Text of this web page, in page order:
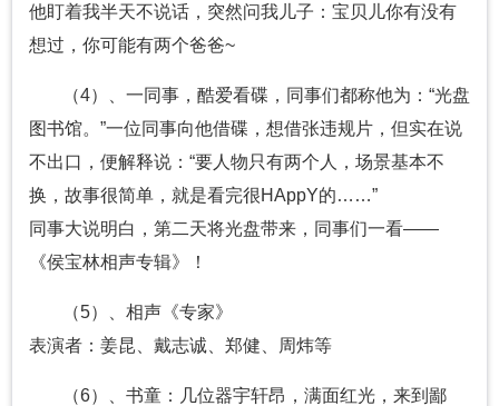
他盯着我半天不说话，突然问我儿子：宝贝儿你有没有
想过，你可能有两个爸爸~
（4）、一同事，酷爱看碟，同事们都称他为：“光盘
图书馆。”一位同事向他借碟，想借张违规片，但实在说
不出口，便解释说：“要人物只有两个人，场景基本不
换，故事很简单，就是看完很HAppY的……”
同事大说明白，第二天将光盘带来，同事们一看——
《侯宝林相声专辑》！
（5）、相声《专家》
表演者：姜昆、戴志诚、郑健、周炜等
（6）、书童：几位器宇轩昂，满面红光，来到鄙